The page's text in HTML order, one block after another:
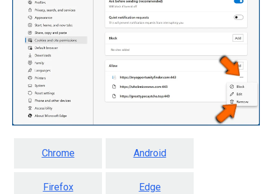
Chrome Android
Firefox Edge